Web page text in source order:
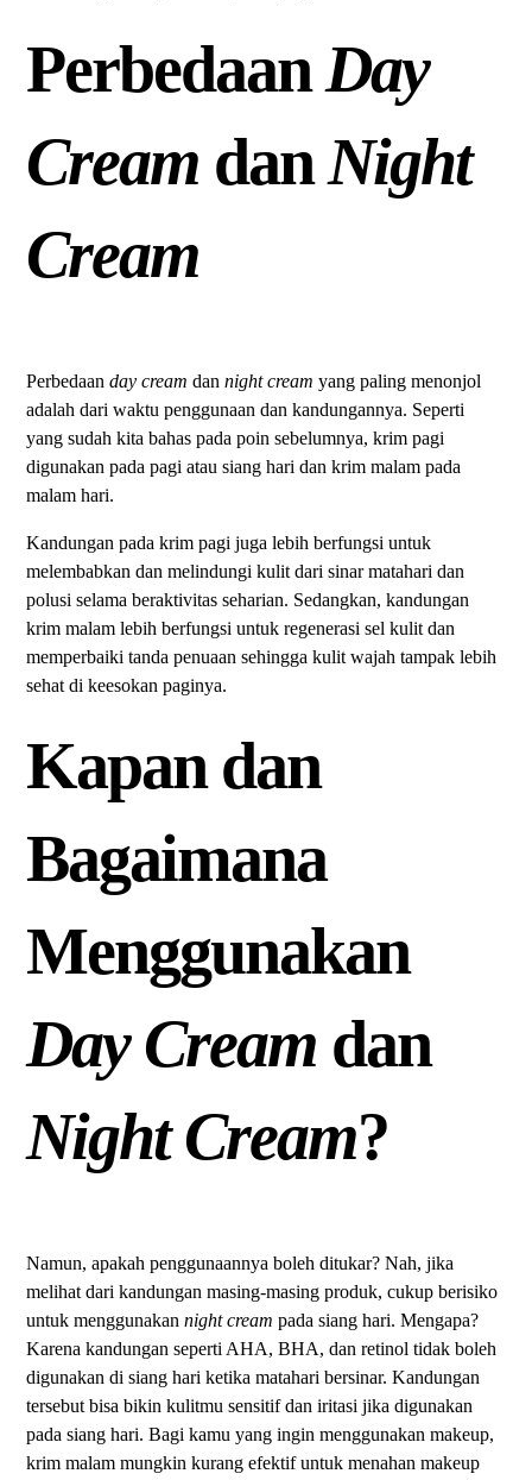
PerbedaanDay
Cream danNight
Cream
Perbedaanday cream dannight cream yang paling menonjol
adalah dari waktu penggunaan dan kandungannya. Seperti
yang sudah kita bahas pada poin sebelumnya, krim pagi
digunakan pada pagi atau siang hari dan krim malam pada
malam hari.
Kandungan pada krim pagi juga lebih berfungsi untuk
melembabkan dan melindungi kulit dari sinar matahari dan
polusi selama beraktivitas seharian. Sedangkan, kandungan
krim malam lebih berfungsi untuk regenerasi sel kulit dan
memperbaiki tanda penuaan sehingga kulit wajah tampak lebih
sehat di keesokan paginya.
Kapan dan
Bagaimana
Menggunakan
Day Cream dan
Night Cream?
Namun, apakah penggunaannya boleh ditukar? Nah, jika
melihat dari kandungan masing-masing produk, cukup berisiko
untuk menggunakannight cream pada siang hari. Mengapa?
Karena kandungan seperti AHA, BHA, dan retinol tidak boleh
digunakan di siang hari ketika matahari bersinar. Kandungan
tersebut bisa bikin kulitmu sensitif dan iritasi jika digunakan
pada siang hari. Bagi kamu yang ingin menggunakan makeup,
krim malam mungkin kurang efektif untuk menahan makeup